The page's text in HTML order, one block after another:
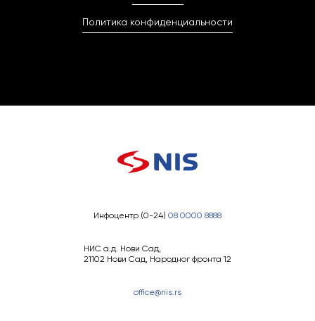
Политика конфиденциальности
Инфоцентр (0-24) 08 0000 8888
НИС а.д. Нови Сад,
21102 Нови Сад, Народног фронта 12
office@nis.rs